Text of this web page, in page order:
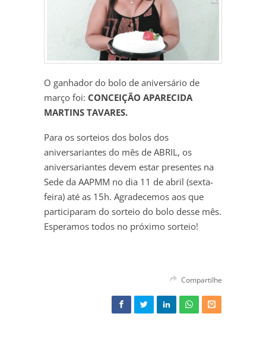
O ganhador do bolo de aniversário de
março foi: CONCEIÇÃO APARECIDA
MARTINS TAVARES.
Para os sorteios dos bolos dos
aniversariantes do mês de ABRIL, os
aniversariantes devem estar presentes na
Sede da AAPMM no dia 11 de abril (sexta-
feira) até as 15h. Agradecemos aos que
participaram do sorteio do bolo desse mês.
Esperamos todos no próximo sorteio!
Compartilhe